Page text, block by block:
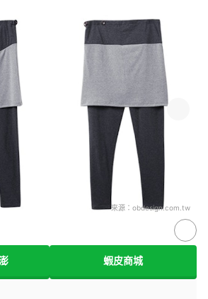
來源： obdesign.com.tw
蝦皮商城